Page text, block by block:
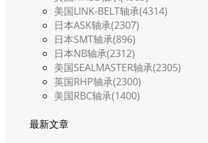
美国LINK-BELT轴承(4314)
日本ASK轴承(2307)
日本SMT轴承(896)
日本NB轴承(2312)
美国SEALMASTER轴承(2305)
英国RHP轴承(2300)
美国RBC轴承(1400)
最新文章